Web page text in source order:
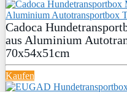
Cadoca
aus Aluminium
70x54x51cm
Kaufen